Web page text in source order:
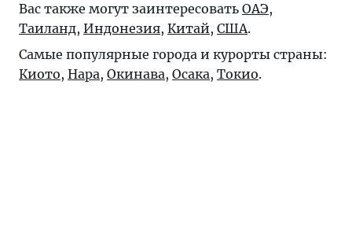
Вас также могут заинтересовать ОАЭ,
Таиланд, Индонезия, Китай, США.
Самые популярные города и курорты страны:
Киото, Нара, Окинава, Осака, Токио.